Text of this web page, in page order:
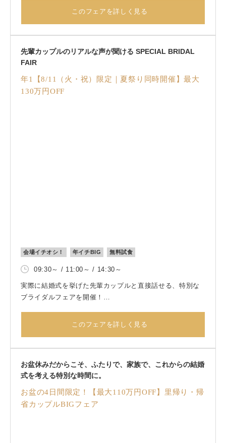
邸宅全てを自由に使える1組貸切ウエディング！最大130万
このフェアを詳しく見る
先輩カップルのリアルな声が聞ける SPECIAL BRIDAL
FAIR
年1【8/11（火・祝）限定｜夏祭り同時開催】最大
130万円OFF
会場イチオシ！ 年イチBIG 無料試食
09:30～ / 11:00～ / 14:30～
実際に結婚式を挙げた先輩カップルと直接話せる、特別な
ブライダルフェアを開催！
結婚式の準備はどう進めた？
実際に結婚式を経験した先輩カップルだからこそ伝えられ
る、リアルな声やアドバイスを直接聞くことができます。
このフェアを詳しく見る
お盆休みだからこそ、ふたりで、家族で、これからの結婚
式を考える特別な時間に。
お盆の4日間限定！【最大110万円OFF】里帰り・帰
省カップルBIGフェア